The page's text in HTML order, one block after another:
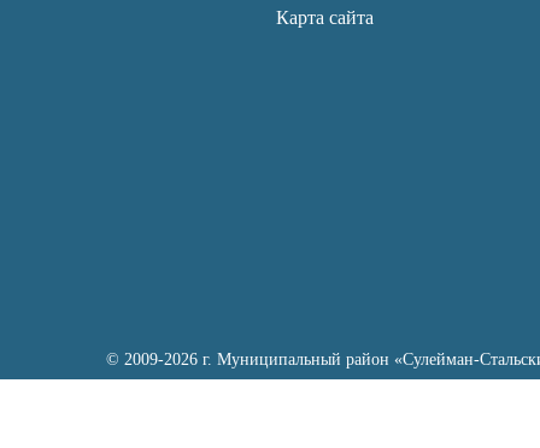
Карта сайта
© 2009-2026 г. Муниципальный район «Сулейман-